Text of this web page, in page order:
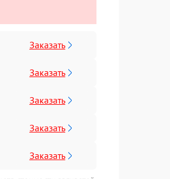
Заказать
Заказать
Заказать
Заказать
Заказать